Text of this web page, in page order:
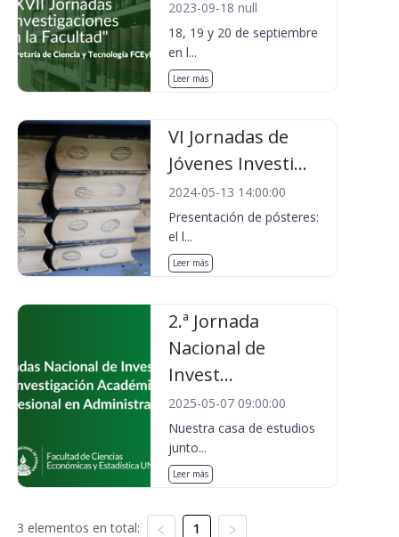
2023-09-18 null
18, 19 y 20 de septiembre
en l...
Leer más
VI Jornadas de
Jóvenes Investi...
2024-05-13 14:00:00
Presentación de pósteres:
el l...
Leer más
2.ª Jornada
Nacional de
Invest...
2025-05-07 09:00:00
Nuestra casa de estudios
junto...
Leer más
3 elementos en total: 1